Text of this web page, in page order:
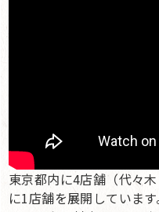
東京都内に4店舗（代々
に1店舗を展開しています